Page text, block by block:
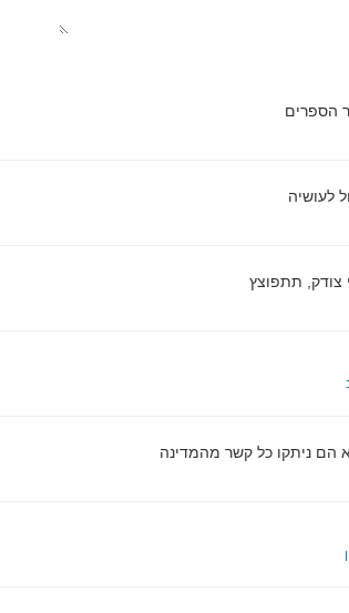
הספרים
לעושיה
צודק, תתפוצץ
הם ניתקו כל קשר מהמדינה